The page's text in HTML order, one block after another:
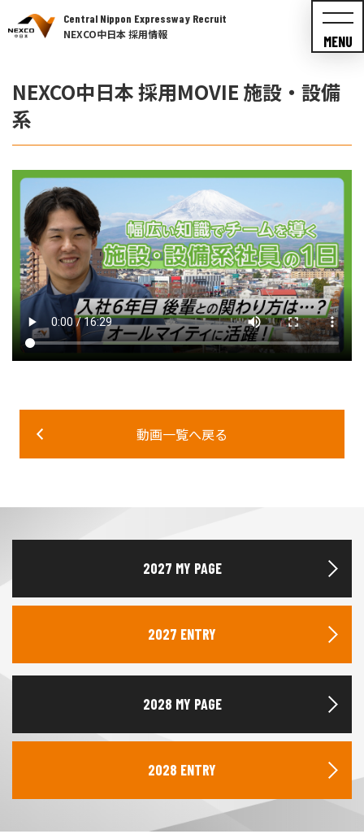
Central Nippon Expressway Recruit
NEXCO中日本 採用情報
MENU
NEXCO中日本 採用MOVIE 施設・設備
系
動画一覧へ戻る
2027 MY PAGE
2027 ENTRY
2028 MY PAGE
2028 ENTRY